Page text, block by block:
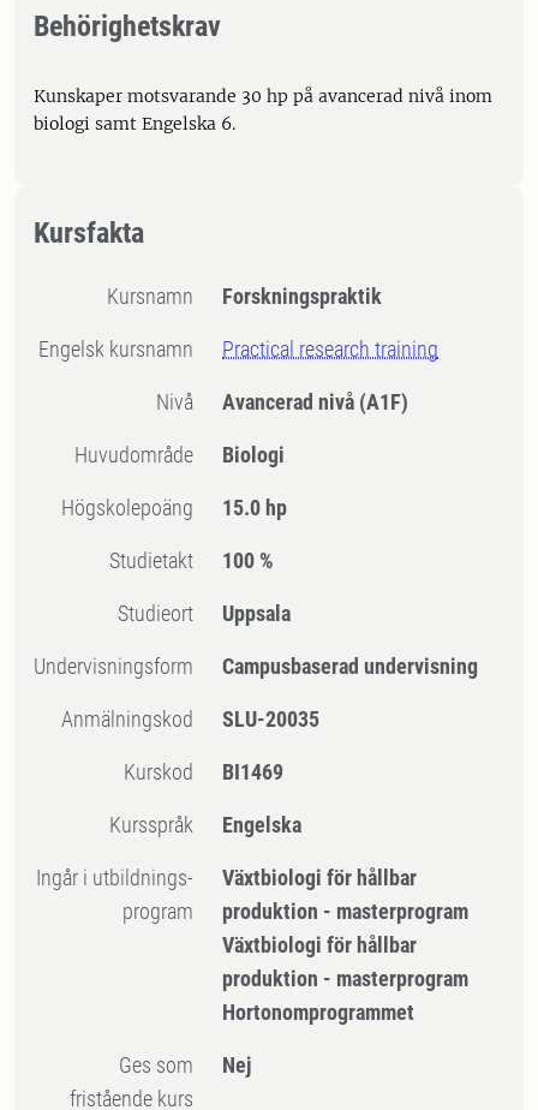
Behörighetskrav
Kunskaper motsvarande 30 hp på avancerad nivå inom
biologi samt Engelska 6.
Kursfakta
Kursnamn Forskningspraktik
Engelsk kursnamn Practical research training
Nivå Avancerad nivå (A1F)
Huvudområde Biologi
högskolepoäng 15.0 hp
Studietakt 100 %
Studieort Uppsala
Undervisningsform Campusbaserad undervisning
Anmälningskod SLU-20035
Kurskod BI1469
Kursspråk Engelska
Ingår i utbildnings-
program
Växtbiologi för hållbar
produktion - masterprogram
Växtbiologi för hållbar
produktion - masterprogram
Hortonomprogrammet
Ges som
fristående kurs
Nej